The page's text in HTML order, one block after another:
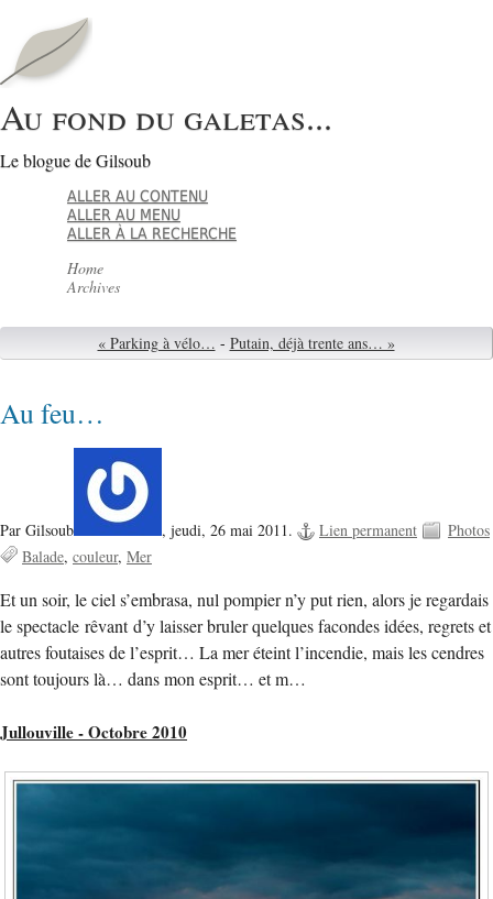
Au fond du galetas...
Le blogue de Gilsoub
ALLER AU CONTENU
ALLER AU MENU
ALLER À LA RECHERCHE
Home
Archives
« Parking à vélo… - Putain, déjà trente ans… »
Au feu…
Par Gilsoub , jeudi, 26 mai 2011. Lien permanent
Photos
Balade couleur Mer
Et un soir, le ciel s’embrasa, nul pompier n’y put rien, alors je regardais
le spectacle rêvant d’y laisser bruler quelques facondes idées, regrets et
autres foutaises de l’esprit… La mer éteint l’incendie, mais les cendres
sont toujours là… dans mon esprit… et m…
Jullouville - Octobre 2010